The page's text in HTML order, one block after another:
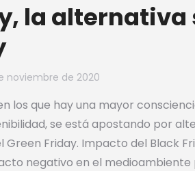
la
noviembre de 2020
los que hay una mayor
se está apostando por
Green Friday. Impacto del Black
negativo en el